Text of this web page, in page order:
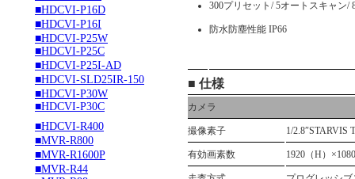
■HDCVI-P16D
■HDCVI-P16I
■HDCVI-P25W
■HDCVI-P25C
■HDCVI-P25I-AD
■HDCVI-SLD25IR-150
■HDCVI-P30W
■HDCVI-P30C
■HDCVI-R400
■MVR-R800
■MVR-R1600P
■MVR-R44
300プリセット/ 5オートスキャン/
防水防塵性能 IP66
■ 仕様
カメラ
撮像素子 1/2.8″STARVIS
有効画素数 1920（H）